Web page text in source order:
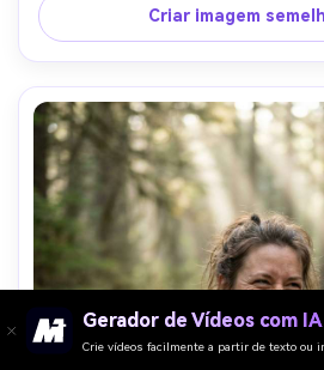
nuvens, Nikon D780, 85mm f/1.8,
cima, humor aventureiro cru,
detalhes nítidos, alta
Criar imagem
Gerador de Vídeos com IA
Crie vídeos facilmente a partir de texto ou